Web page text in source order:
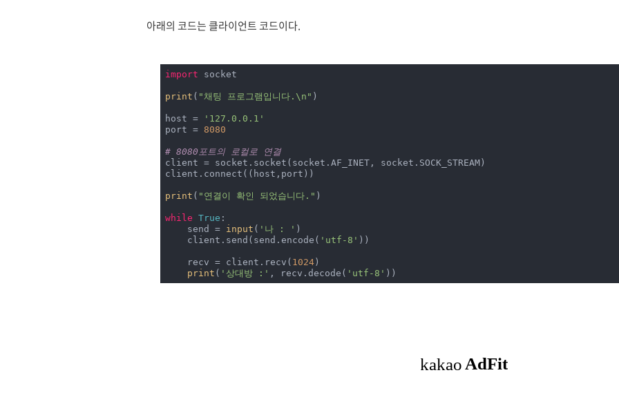
아래의 코드는 클라이언트 코드이다.
import socket
print ( "채팅 프로그램입니다.\n" )
host =
'127.0.0.1'
port = 8080
# 8080포트의 로컬로 연결
client = socket.socket(socket.AF_INET, socket.SOCK_STREAM)
client.connect((host,port))
print ( "연결이 확인 되었습니다." )
while True :
    send =
input ( '나 : ' )
    client.send(send.encode(
'utf-8' ))
    recv = client.recv(
1024)
print ( '상대방 :' , recv.decode( 'utf-8'